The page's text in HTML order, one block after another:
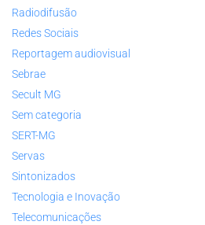
Radiodifusão
Redes Sociais
Reportagem audiovisual
Sebrae
Secult MG
Sem categoria
SERT-MG
Servas
Sintonizados
Tecnologia e Inovação
Telecomunicações